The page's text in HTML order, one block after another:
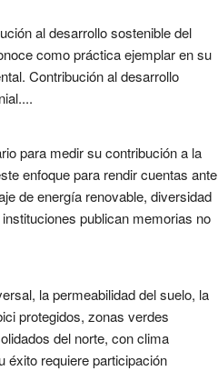
al desarrollo sostenible del
como práctica ejemplar en su
Contribución al desarrollo
para medir su contribución a la
enfoque para rendir cuentas ante
de energía renovable, diversidad
publican memorias no
la permeabilidad del suelo, la
protegidos, zonas verdes
del norte, con clima
éxito requiere participación